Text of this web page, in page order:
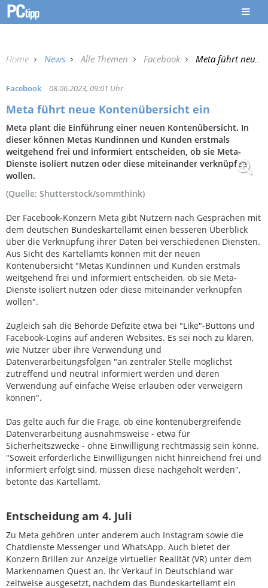
Home News Alle Themen Facebook Meta führt neue Kontenübersicht ein
Facebook 08.06.2023, 09:01 Uhr
Meta führt neue Kontenübersicht ein
Meta plant die Einführung einer neuen Kontenübersicht. In
dieser können Metas Kundinnen und Kunden erstmals
weitgehend frei und informiert entscheiden, ob sie Meta-
Dienste isoliert nutzen oder diese miteinander verknüpfen
wollen.
(Quelle: Shutterstock/sommthink)
Der Facebook-Konzern Meta gibt Nutzern nach Gesprächen mit
dem deutschen Bundeskartellamt einen besseren Überblick
über die Verknüpfung ihrer Daten bei verschiedenen Diensten.
Aus Sicht des Kartellamts können mit der neuen
Kontenübersicht "Metas Kundinnen und Kunden erstmals
weitgehend frei und informiert entscheiden, ob sie Meta-
Dienste isoliert nutzen oder diese miteinander verknüpfen
wollen".
Zugleich sah die Behörde Defizite etwa bei "Like"-Buttons und
Facebook-Logins auf anderen Websites. Es sei noch zu klären,
wie Nutzer über ihre Verwendung und
Datenverarbeitungsfolgen "an zentraler Stelle möglichst
zutreffend und neutral informiert werden und deren
Verwendung auf einfache Weise erlauben oder verweigern
können".
Das gelte auch für die Frage, ob eine kontenübergreifende
Datenverarbeitung ausnahmsweise - etwa für
Sicherheitszwecke - ohne Einwilligung rechtmässig sein könne.
"Soweit erforderliche Einwilligungen nicht hinreichend frei und
informiert erfolgt sind, müssen diese nachgeholt werden",
betonte das Kartellamt.
Entscheidung am 4. Juli
Zu Meta gehören unter anderem auch Instagram sowie die
Chatdienste Messenger und WhatsApp. Auch bietet der
Konzern Brillen zur Anzeige virtueller Realität (VR) unter dem
Markennamen Quest an. Ihr Verkauf in Deutschland war
zeitweise ausgesetzt, nachdem das Bundeskartellamt ein